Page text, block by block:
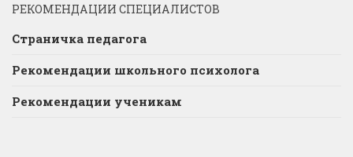
РЕКОМЕНДАЦИИ СПЕЦИАЛИСТОВ
Страничка педагога
Рекомендации школьного психолога
Рекомендации ученикам